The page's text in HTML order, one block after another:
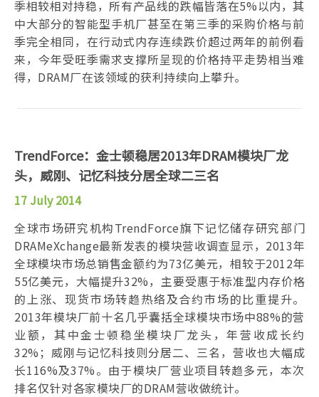
季相较相对持稳，所有产品线的跌幅皆落在5%以内，其
中大部分的智能型手机厂甚至在第三季的采购价格与前
季完全相同，在行动式内存连续跌价超过两年的前例看
来，今年受旺季需求支撑所呈现的价格持平走势相当难
得，DRAM厂在该领域的获利持续向上攀升。
TrendForce：金士顿稳居2013年DRAM模块厂龙
头，威刚、记忆科技分居全球二三名
17 July 2014
全球市场研究机构TrendForce旗下记忆储存研究部门
DRAMeXchange最新发表的模块营收调查显示，2013年
全球模块市场总销售金额约为73亿美元，相较于2012年
55亿美元，大幅提升32%，主要受惠于标准型内存价格
的上涨、现货市场转趋热络及合约市场的比重提升。
2013年模块厂前十名几乎囊括全球模块市场中88%的营
业额，其中金士顿稳坐模块厂龙头，年营收成长约
32%；威刚与记忆科技则分居二、三名，营收也大幅成
长116%及37%。由于模块厂营业项目转趋多元，本次
排名仅针对各家模块厂的DRAM营收做统计。